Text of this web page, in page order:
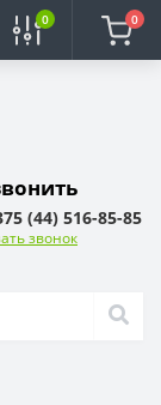
0 0
(44) 516-85-85
звонок